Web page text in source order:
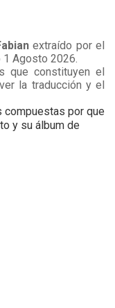
extraído por el
1 Agosto 2026.
que constituyen el
la traducción y el
compuestas por que
y su álbum de